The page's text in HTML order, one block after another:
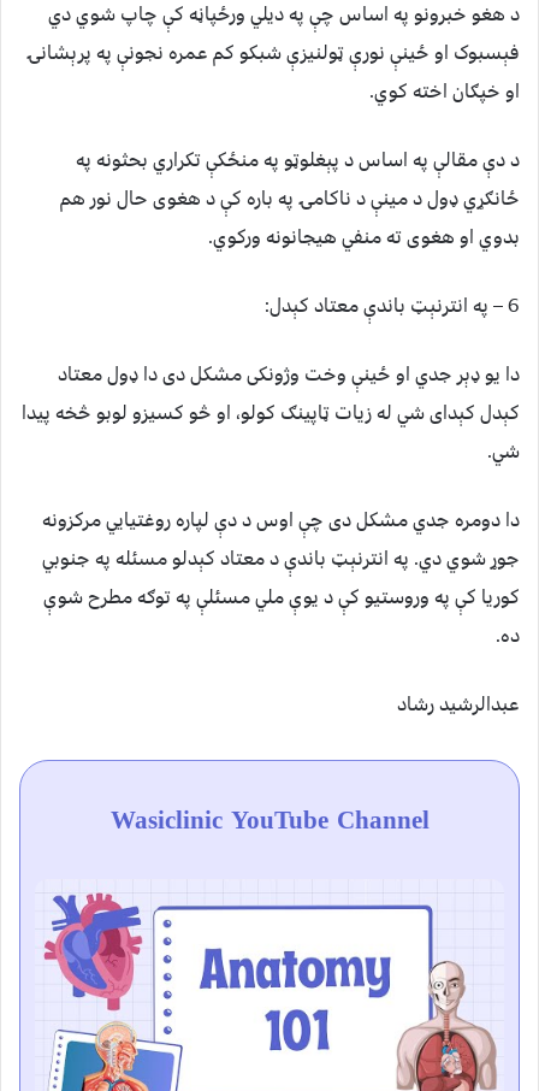
د هغو خبرونو په اساس چې په ديلي ورځپاڼه کې چاپ شوي دي
فېسبوک او ځينې نورې ټولنيزې شبکو کم عمره نجونې په پرېشانۍ
او خپګان اخته کوي.
د دې مقالې په اساس د پېغلوټو په منځکې تکراري بحثونه په
ځانګړي ډول د مینې د ناکامۍ په باره کې د هغوى حال نور هم
بدوي او هغوى ته منفي هيجانونه ورکوي.
6 – په انترنېټ باندې معتاد کېدل:
دا يو ډېر جدي او ځينې وخت وژونکى مشکل دى دا ډول معتاد
کېدل کېداى شي له زيات ټاپينګ کولو، او څو کسیزو لوبو څخه پيدا
شي.
دا دومره جدي مشکل دى چې اوس د دې لپاره روغتيايي مرکزونه
جوړ شوي دي. په انترنېټ باندې د معتاد کېدلو مسئله په جنوبي
کوریا کې په وروستيو کې د يوې ملي مسئلې په توګه مطرح شوې
ده.
عبدالرشید رشاد
Wasiclinic YouTube Channel